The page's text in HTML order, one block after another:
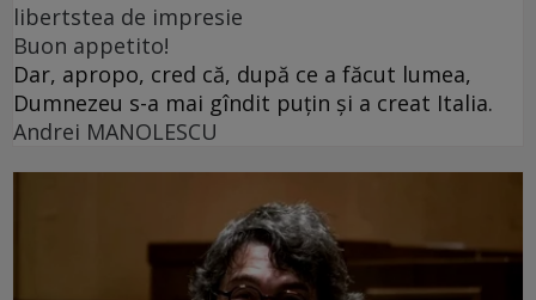
libertstea de impresie
Buon appetito!
Dar, apropo, cred că, după ce a făcut lumea,
Dumnezeu s-a mai gîndit puțin și a creat Italia.
Andrei MANOLESCU